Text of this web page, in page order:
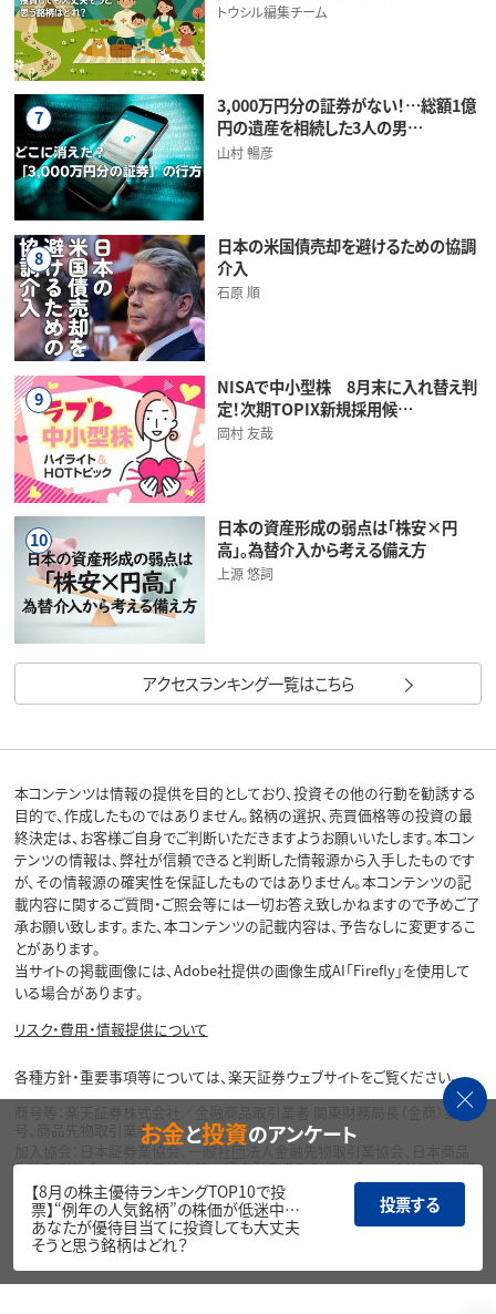
トウシル編集チーム
7
3,000万円分の証券がない！…総額1億
円の遺産を相続した3人の男…
山村 暢彦
8
日本の米国債売却を避けるための協調
介入
石原 順
9
NISAで中小型株 8月末に入れ替え判
定！次期TOPIX新規採用候…
岡村 友哉
10
日本の資産形成の弱点は「株安×円
高」。為替介入から考える備え方
上源 悠詞
アクセスランキング一覧はこちら
本コンテンツは情報の提供を目的としており、投資その他の行動を勧誘する
目的で、作成したものではありません。銘柄の選択、売買価格等の投資の最
終決定は、お客様ご自身でご判断いただきますようお願いいたします。本コン
テンツの情報は、弊社が信頼できると判断した情報源から入手したものです
が、その情報源の確実性を保証したものではありません。本コンテンツの記
載内容に関するご質問・ご照会等には一切お答え致しかねますので予めご了
承お願い致します。また、本コンテンツの記載内容は、予告なしに変更するこ
とがあります。
当サイトの掲載画像には、Adobe社提供の画像生成AI「Firefly」を使用して
いる場合があります。
リスク・費用・情報提供について
各種方針・重要事項等については、楽天証券ウェブサイトをご覧ください。
商号等：楽天証券株式会社／金融商品取引業者 関東財務局長（金商）第195
号、商品先物取引業者
加入協会：日本証券業協会、一般社団法人金融先物取引業協会、日本商品
先物取引協会、一般社団法人第二種金融商品取引業協会、一般社団法人資
産運用業協会
Copyright©
1999-2026 Rakuten Securities, Inc. All
Rights Reserved.
お金と投資のアンケート
【8月の株主優待ランキングTOP10で投
票】“例年の人気銘柄”の株価が低迷中…
あなたが優待目当てに投資しても大丈夫
そうと思う銘柄はどれ？
投票する